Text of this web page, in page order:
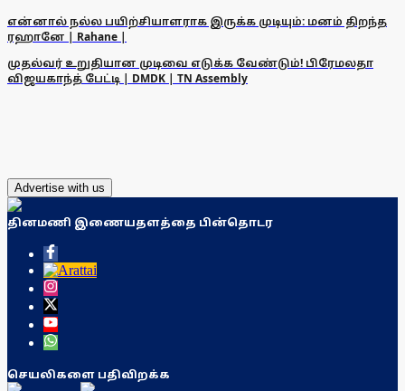
என்னால் நல்ல பயிற்சியாளராக இருக்க முடியும்: மனம் திறந்த
ரஹானே | Rahane |
முதல்வர் உறுதியான முடிவை எடுக்க வேண்டும்! பிரேமலதா
விஜயகாந்த் பேட்டி | DMDK | TN Assembly
Advertise with us
தினமணி இணையதளத்தை பின்தொடர
செயலிகளை பதிவிறக்க